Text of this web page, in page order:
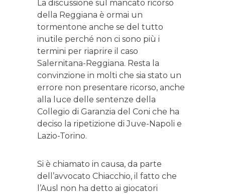
La discussione sul mancato ricorso
della Reggiana è ormai un
tormentone anche se del tutto
inutile perché non ci sono più i
termini per riaprire il caso
Salernitana-Reggiana. Resta la
convinzione in molti che sia stato un
errore non presentare ricorso, anche
alla luce delle sentenze della
Collegio di Garanzia del Coni che ha
deciso la ripetizione di Juve-Napoli e
Lazio-Torino.
Si è chiamato in causa, da parte
dell’avvocato Chiacchio, il fatto che
l’Ausl non ha detto ai giocatori